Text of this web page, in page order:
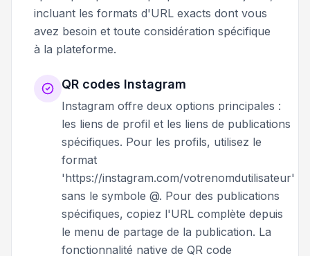
incluant les formats d'URL exacts dont vous
avez besoin et toute considération spécifique
à la plateforme.
QR codes Instagram
Instagram offre deux options principales :
les liens de profil et les liens de publications
spécifiques. Pour les profils, utilisez le
format
'https://instagram.com/votrenomdutilisateur'
sans le symbole @. Pour des publications
spécifiques, copiez l'URL complète depuis
le menu de partage de la publication. La
fonctionnalité native de QR code